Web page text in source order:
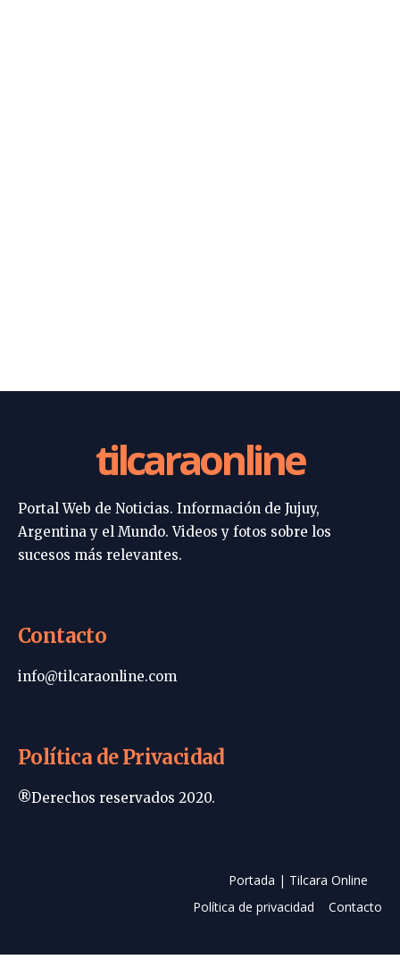
tilcaraonline
Portal Web de Noticias. Información de Jujuy,
Argentina y el Mundo. Videos y fotos sobre los
sucesos más relevantes.
Contacto
info@tilcaraonline.com
Política de Privacidad
®Derechos reservados 2020.
Portada | Tilcara Online
Política de privacidad
Contacto